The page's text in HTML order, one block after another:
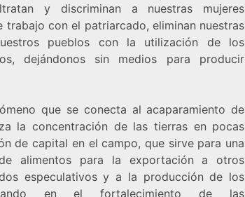
y discriminan a nuestras mujeres
trabajo con el patriarcado, eliminan nuestras
pueblos con la utilización de los
dejándonos sin medios para producir
que se conecta al acaparamiento de
la concentración de las tierras en pocas
de capital en el campo, que sirve para una
alimentos para la exportación a otros
especulativos y a la producción de los
en el fortalecimiento de las